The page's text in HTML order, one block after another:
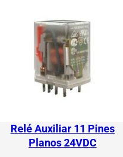
Relé Auxiliar 11 Pines
Planos 24VDC